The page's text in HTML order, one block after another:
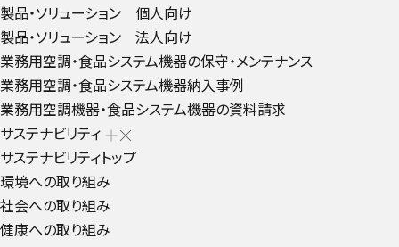
製品・ソリューション 個人向け
製品・ソリューション 法人向け
業務用空調・食品システム機器の保守・メンテナンス
業務用空調・食品システム機器納入事例
業務用空調機器・食品システム機器の資料請求
サステナビリティ
サステナビリティトップ
環境への取り組み
社会への取り組み
健康への取り組み